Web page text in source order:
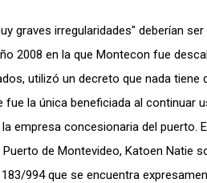
graves irregularidades" deberían
2008 en la que Montecon fue
utilizó un decreto que nada
fue la única beneficiada al continuar
empresa concesionaria del
de Montevideo, Katoen Natie
994 que se encuentra